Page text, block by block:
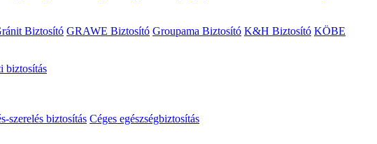
Biztosító GRAWE Biztosító Groupama Biztosító K&H Biztosító KÖBE
biztosítás
szerelés biztosítás Céges egészségbiztosítás